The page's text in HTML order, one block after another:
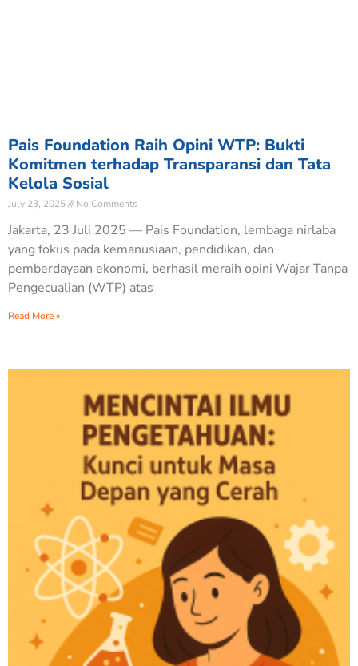
Pais Foundation Raih Opini WTP: Bukti
Komitmen terhadap Transparansi dan Tata
Kelola Sosial
July 23, 2025 No Comments
Jakarta, 23 Juli 2025 — Pais Foundation, lembaga nirlaba
yang fokus pada kemanusiaan, pendidikan, dan
pemberdayaan ekonomi, berhasil meraih opini Wajar Tanpa
Pengecualian (WTP) atas
Read More »